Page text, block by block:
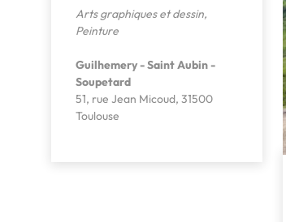
Arts graphiques et dessin,
Peinture
Guilhemery - Saint Aubin -
Soupetard
51, rue Jean Micoud, 31500
Toulouse